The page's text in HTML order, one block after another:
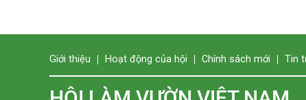
Giới thiệu Hoạt động của hội Chính sách mới Tin